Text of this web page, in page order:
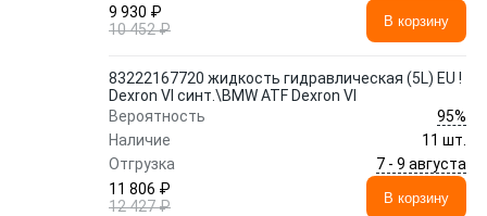
9 930 ₽
10 452 ₽
В корзину
83222167720 жидкость гидравлическая (5L) EU !
Dexron VI синт.\BMW ATF Dexron VI
Вероятность
95%
Наличие
11 шт.
Отгрузка
7 - 9 августа
11 806 ₽
12 427 ₽
В корзину